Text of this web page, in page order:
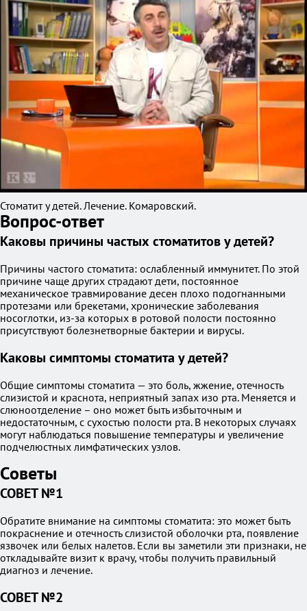
Стоматит у детей. Лечение. Комаровский.
Вопрос-ответ
Каковы причины частых стоматитов у детей?
Причины частого стоматита: ослабленный иммунитет. По этой
причине чаще других страдают дети, постоянное
механическое травмирование десен плохо подогнанными
протезами или брекетами, хронические заболевания
носоглотки, из-за которых в ротовой полости постоянно
присутствуют болезнетворные бактерии и вирусы.
Каковы симптомы стоматита у детей?
Общие симптомы стоматита — это боль, жжение, отечность
слизистой и краснота, неприятный запах изо рта. Меняется и
слюноотделение – оно может быть избыточным и
недостаточным, с сухостью полости рта. В некоторых случаях
могут наблюдаться повышение температуры и увеличение
подчелюстных лимфатических узлов.
Советы
СОВЕТ №1
Обратите внимание на симптомы стоматита: это может быть
покраснение и отечность слизистой оболочки рта, появление
язвочек или белых налетов. Если вы заметили эти признаки, не
откладывайте визит к врачу, чтобы получить правильный
диагноз и лечение.
СОВЕТ №2